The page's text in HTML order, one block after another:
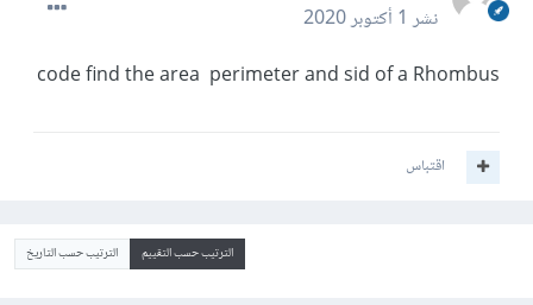
نشر1 أكتوبر 2020
code find the area perimeter and sid of a Rhombus
اقتباس
الترتيب حسب التقييم الترتيب حسب التاريخ